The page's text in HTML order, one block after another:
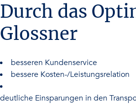
Durch das
Glossner
besseren Kundenservice
bessere Kosten-/Leistungsrelation
deutliche Einsparungen in den